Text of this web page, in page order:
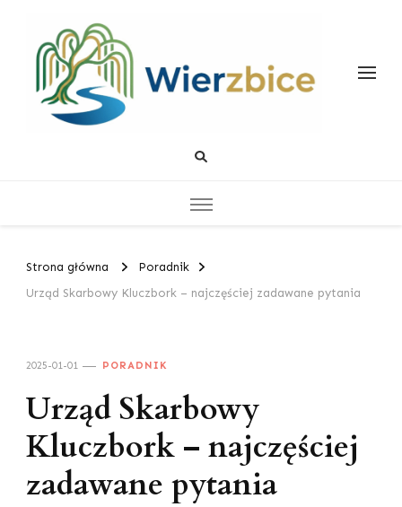
Strona główna
Poradnik
Urząd Skarbowy Kluczbork – najczęściej zadawane pytania
2025-01-01 PORADNIK
Urząd Skarbowy
Kluczbork – najczęściej
zadawane pytania